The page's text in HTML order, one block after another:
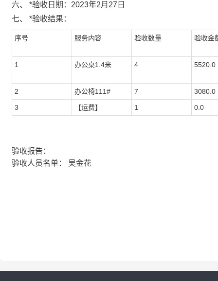
六、 *验收日期： 2023年2月27日
七、 *验收结果：
序号 服务内容 验收数量 验收金
1 办公桌1.4米 4 5520.0
2 办公椅111# 7 3080.0
3 【运费】 1 0.0
验收报告：
验收人员名单： 吴金花